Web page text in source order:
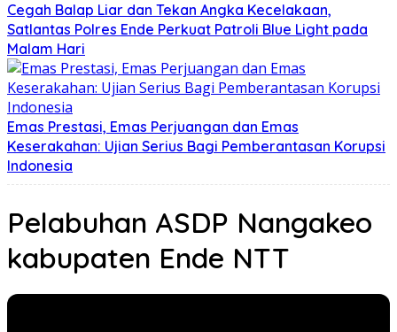
Cegah Balap Liar dan Tekan Angka Kecelakaan,
Satlantas Polres Ende Perkuat Patroli Blue Light pada
Malam Hari
Emas Prestasi, Emas Perjuangan dan Emas
Keserakahan: Ujian Serius Bagi Pemberantasan Korupsi
Indonesia
Pelabuhan ASDP Nangakeo
kabupaten Ende NTT